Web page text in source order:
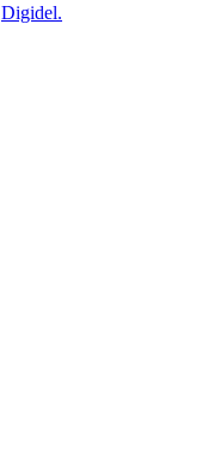
Digidel.